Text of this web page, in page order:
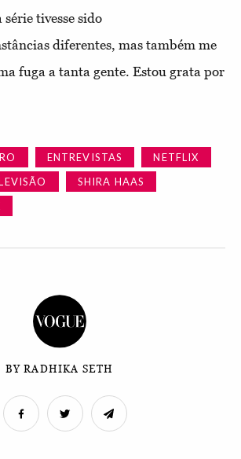
série tivesse sido
diferentes, mas também me
fuga a tanta gente. Estou grata por
ENTREVISTAS
NETFLIX
SHIRA HAAS
BY RADHIKA SETH